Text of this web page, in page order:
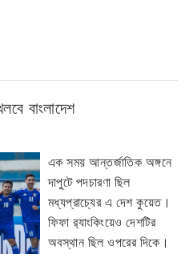
বাংলাদেশ
এক সময় আন্তর্জাতিক অঙ্গনে
দাপুটে পদচারণা ছিল
মধ্যপ্রাচ্যের এ দেশ কুয়েত।
ফিফা র‌্যাংকিংয়েও দেশটির
অবস্থান ছিল ওপরের দিকে।